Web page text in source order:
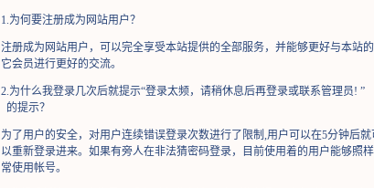
1.为何要注册成为网站用户？
注册成为网站用户，可以完全享受本站提供的全部服务，并能够更好与本站
它会员进行更好的交流。
2.为什么我登录几次后就提示“登录太频，请稍休息后再登录或联系管理员! ”
的提示？
为了用户的安全，对用户连续错误登录次数进行了限制,用户可以在5分钟后就
以重新登录进来。如果有旁人在非法猜密码登录，目前使用着的用户能够照
常使用帐号。